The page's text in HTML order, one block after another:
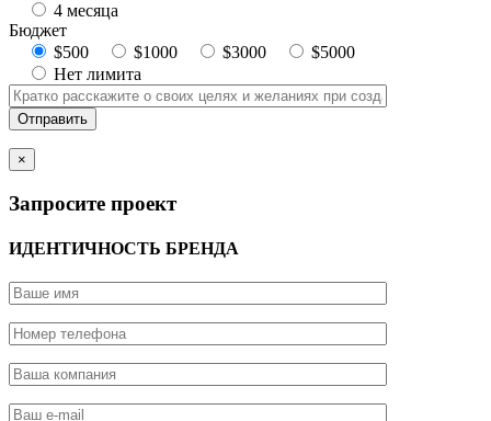
4 месяца
Бюджет
$500
$1000 $3000
$5000
Нет лимита
×
Запросите проект
ИДЕНТИЧНОСТЬ БРЕНДА